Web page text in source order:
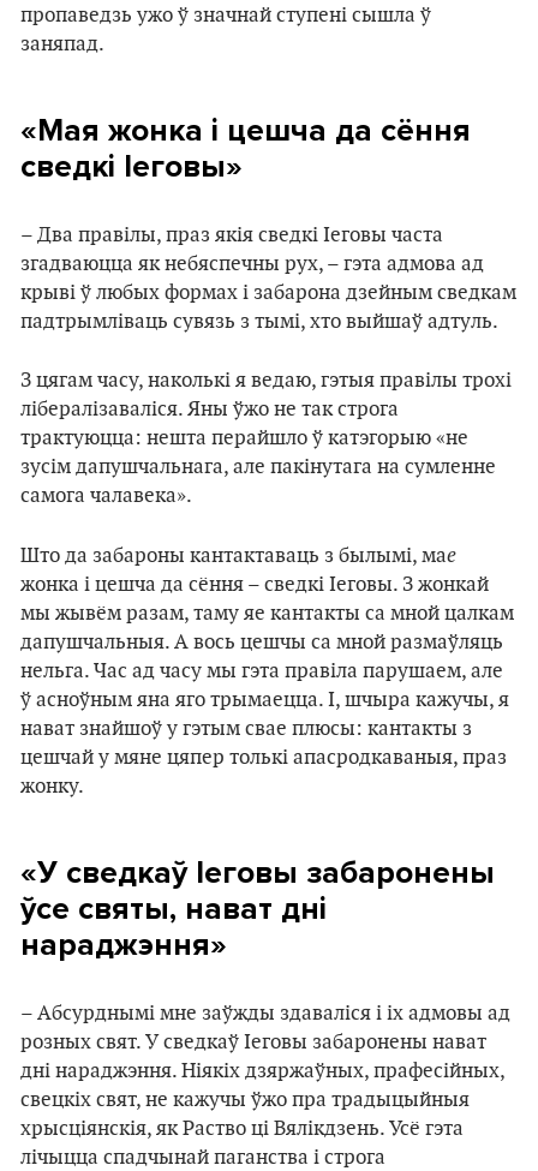
пропаведзь ужо ў значнай ступені сышла ў
заняпад.
«Мая жонка і цешча да сёння
сведкі Іеговы»
– Два правілы, праз якія сведкі Іеговы часта
згадваюцца як небяспечны рух, – гэта адмова ад
крыві ў любых формах і забарона дзейным сведкам
падтрымліваць сувязь з тымі, хто выйшаў адтуль.
З цягам часу, наколькі я ведаю, гэтыя правілы трохі
лібералізаваліся. Яны ўжо не так строга
трактуюцца: нешта перайшло ў катэгорыю «не
зусім дапушчальнага, але пакінутага на сумленне
самога чалавека».
Што да забароны кантактаваць з былымі, мае
жонка і цешча да сёння – сведкі Іеговы. З жонкай
мы жывём разам, таму яе кантакты са мной цалкам
дапушчальныя. А вось цешчы са мной размаўляць
нельга. Час ад часу мы гэта правіла парушаем, але
ў асноўным яна яго трымаецца. І, шчыра кажучы, я
нават знайшоў у гэтым свае плюсы: кантакты з
цешчай у мяне цяпер толькі апасродкаваныя, праз
жонку.
«У сведкаў Іеговы забаронены
ўсе святы, нават дні
нараджэння»
– Абсурднымі мне заўжды здаваліся і іх адмовы ад
розных свят. У сведкаў Іеговы забаронены нават
дні нараджэння. Ніякіх дзяржаўных, прафесійных,
свецкіх свят, не кажучы ўжо пра традыцыйныя
хрысціянскія, як Раство ці Вялікдзень. Усё гэта
лічыцца спадчынай паганства і строга